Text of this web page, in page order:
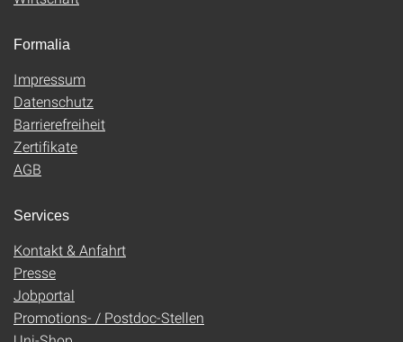
Formalia
Impressum
Datenschutz
Barrierefreiheit
Zertifikate
AGB
Services
Kontakt & Anfahrt
Presse
Jobportal
Promotions- / Postdoc-Stellen